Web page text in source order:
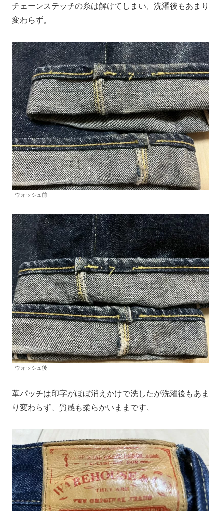
チェーンステッチの糸は解けてしまい、洗濯後もあまり
変わらず。
ウォッシュ前
ウォッシュ後
革パッチは印字がほぼ消えかけで洗したが洗濯後もあま
り変わらず、質感も柔らかいままです。